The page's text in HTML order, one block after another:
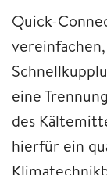
Quick-
eine
des
hierfür ein